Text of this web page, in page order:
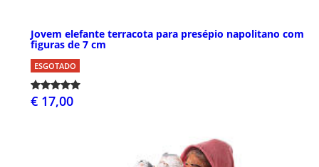
Jovem elefante terracota para presépio napolitano com
figuras de 7 cm
ESGOTADO
€ 17,00